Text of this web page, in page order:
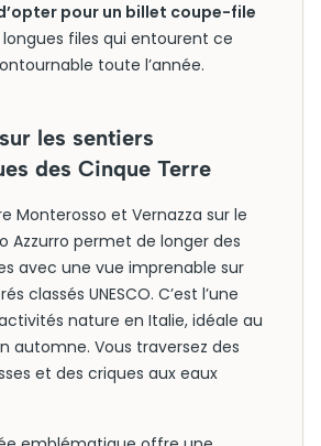
pour un billet coupe-file
longues files qui entourent ce
toute l’année.
les sentiers
des Cinque Terre
Monterosso et Vernazza sur le
Azzurro permet de longer des
avec une vue imprenable sur
classés UNESCO. C’est l’une
nature en Italie, idéale au
automne. Vous traversez des
et des criques aux eaux